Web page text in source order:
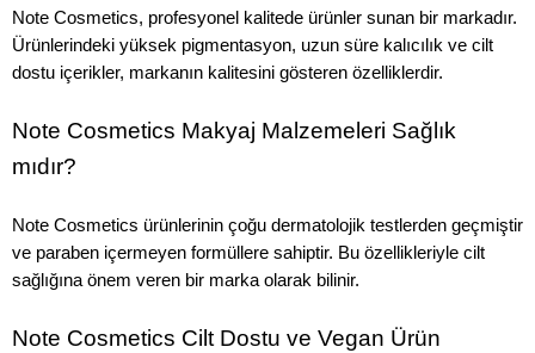
Note Cosmetics, profesyonel kalitede ürünler sunan bir markadır.
Ürünlerindeki yüksek pigmentasyon, uzun süre kalıcılık ve cilt
dostu içerikler, markanın kalitesini gösteren özelliklerdir.
Note Cosmetics Makyaj Malzemeleri Sağlık
mıdır?
Note Cosmetics ürünlerinin çoğu dermatolojik testlerden geçmiştir
ve paraben içermeyen formüllere sahiptir. Bu özellikleriyle cilt
sağlığına önem veren bir marka olarak bilinir.
Note Cosmetics Cilt Dostu ve Vegan Ürün